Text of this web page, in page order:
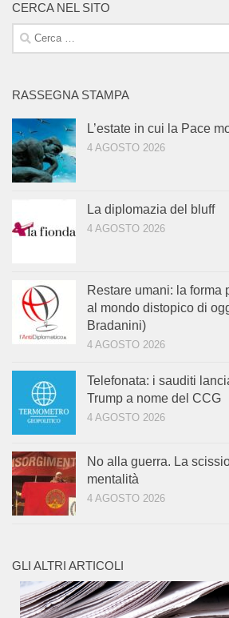
CERCA NEL SITO
Ricerca
per:
RASSEGNA STAMPA
L’estate in cui la Pace
4 AGOSTO 2026
La diplomazia del bluff
4 AGOSTO 2026
Restare umani: la forma
al mondo distopico di
Bradanini)
4 AGOSTO 2026
Telefonata: i sauditi
Trump a nome del CCG
4 AGOSTO 2026
No alla guerra. La
mentalità
4 AGOSTO 2026
GLI ALTRI ARTICOLI